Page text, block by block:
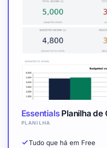
EssentialsPlanilha de
PLANILHA
Tudo que há em Free